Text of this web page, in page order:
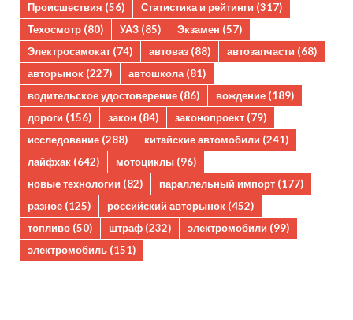
Происшествия (56) Статистика и рейтинги (317)
Техосмотр (80) УАЗ (85) Экзамен (57)
Электросамокат (74) автоваз (88) автозапчасти (68)
авторынок (227) автошкола(81)
водительское удостоверение (86) вождение (189)
дороги (156) закон (84) законопроект (79)
исследование (288) китайские автомобили (241)
лайфхак (642) мотоциклы (96)
новые технологии (82) параллельный импорт (177)
разное (125) российский авторынок (452)
топливо (50) штраф (232) электромобили (99)
электромобиль (151)